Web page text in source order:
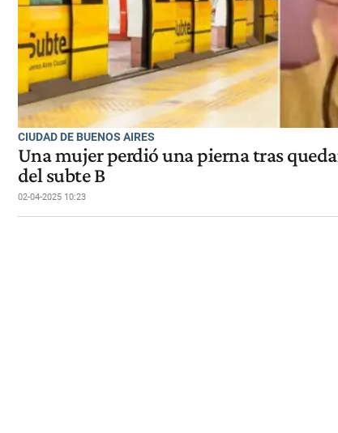
CIUDAD DE BUENOS AIRES
Una mujer perdió una pierna tras
del subte B
02-04-2025 10:23